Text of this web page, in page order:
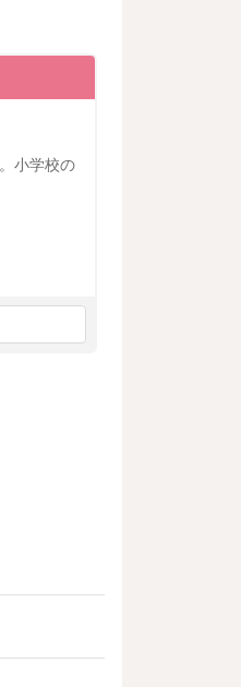
小学校の